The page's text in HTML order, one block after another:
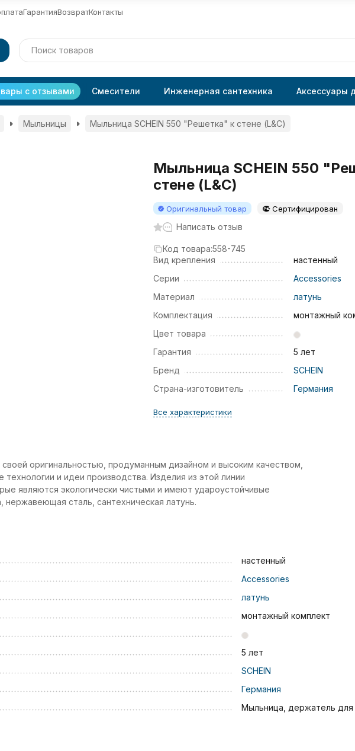
ГарантияВозвратКонтакты
с отзывами Смесители Инженерная сантехника Аксессуары
Мыльницы Мыльница SCHEIN 550 "Решетка" к стене (L&C)
Мыльница SCHEIN 550
стене (L&C)
Оригинальный товар Сертифицирован
Написать отзыв
Код товара:558-745
Вид крепления
настенный
Серии
Accessories
Материал
латунь
Комплектация
монтажный
Цвет товара
Гарантия
5 лет
Бренд
SCHEIN
Страна-изготовитель
Германия
Все характеристики
оригинальностью, продуманным дизайном и высоким качеством,
и идеи производства. Изделия из этой линии
являются экологически чистыми и имеют удароустойчивые
нержавеющая сталь, сантехническая латунь.
настенный
Accessories
латунь
монтажный комплект
5 лет
SCHEIN
Германия
Мыльница, держатель